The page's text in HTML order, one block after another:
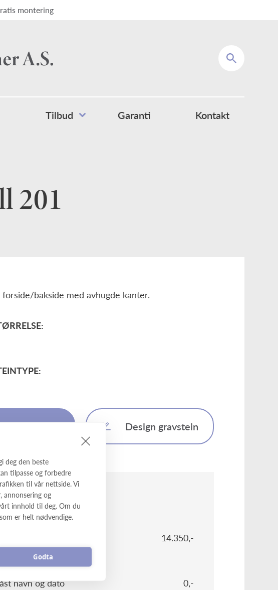
deg den beste
tilpasse og forbedre
til vår nettside. Vi
annonsering og
innhold til deg. Om du
er helt nødvendige.
Godta
montering
Søk
Tilbud Garanti Kontakt
201
bakside med avhugde kanter.
gravstein Design gravstein
14.350,-
TILBEHØR:
navn og dato
0,-